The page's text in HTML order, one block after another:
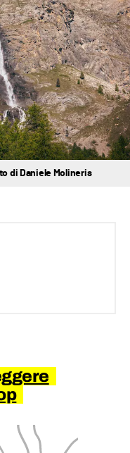
di Daniele Molineris